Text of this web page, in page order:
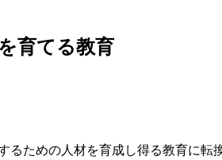
育てる教育
るための人材を育成し得る教育に転